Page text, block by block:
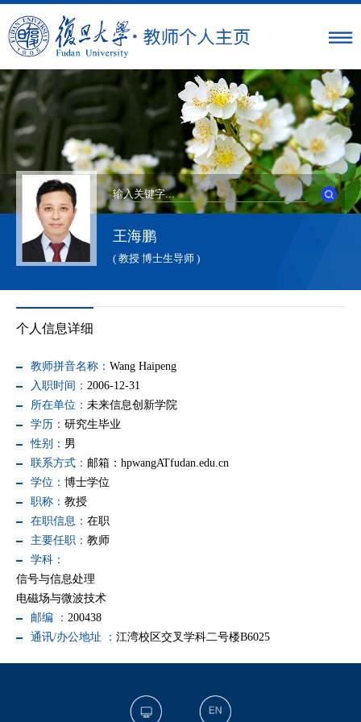
王海鹏
( 教授 博士生导师 )
个人信息详细
教师拼音名称： Wang Haipeng
入职时间： 2006-12-31
所在单位： 未来信息创新学院
学历： 研究生毕业
性别： 男
联系方式： 邮箱：hpwangATfudan.edu.cn
学位： 博士学位
职称： 教授
在职信息： 在职
主要任职： 教师
学科：
信号与信息处理
电磁场与微波技术
邮编 ： 200438
通讯/办公地址 ： 江湾校区交叉学科二号楼B6025